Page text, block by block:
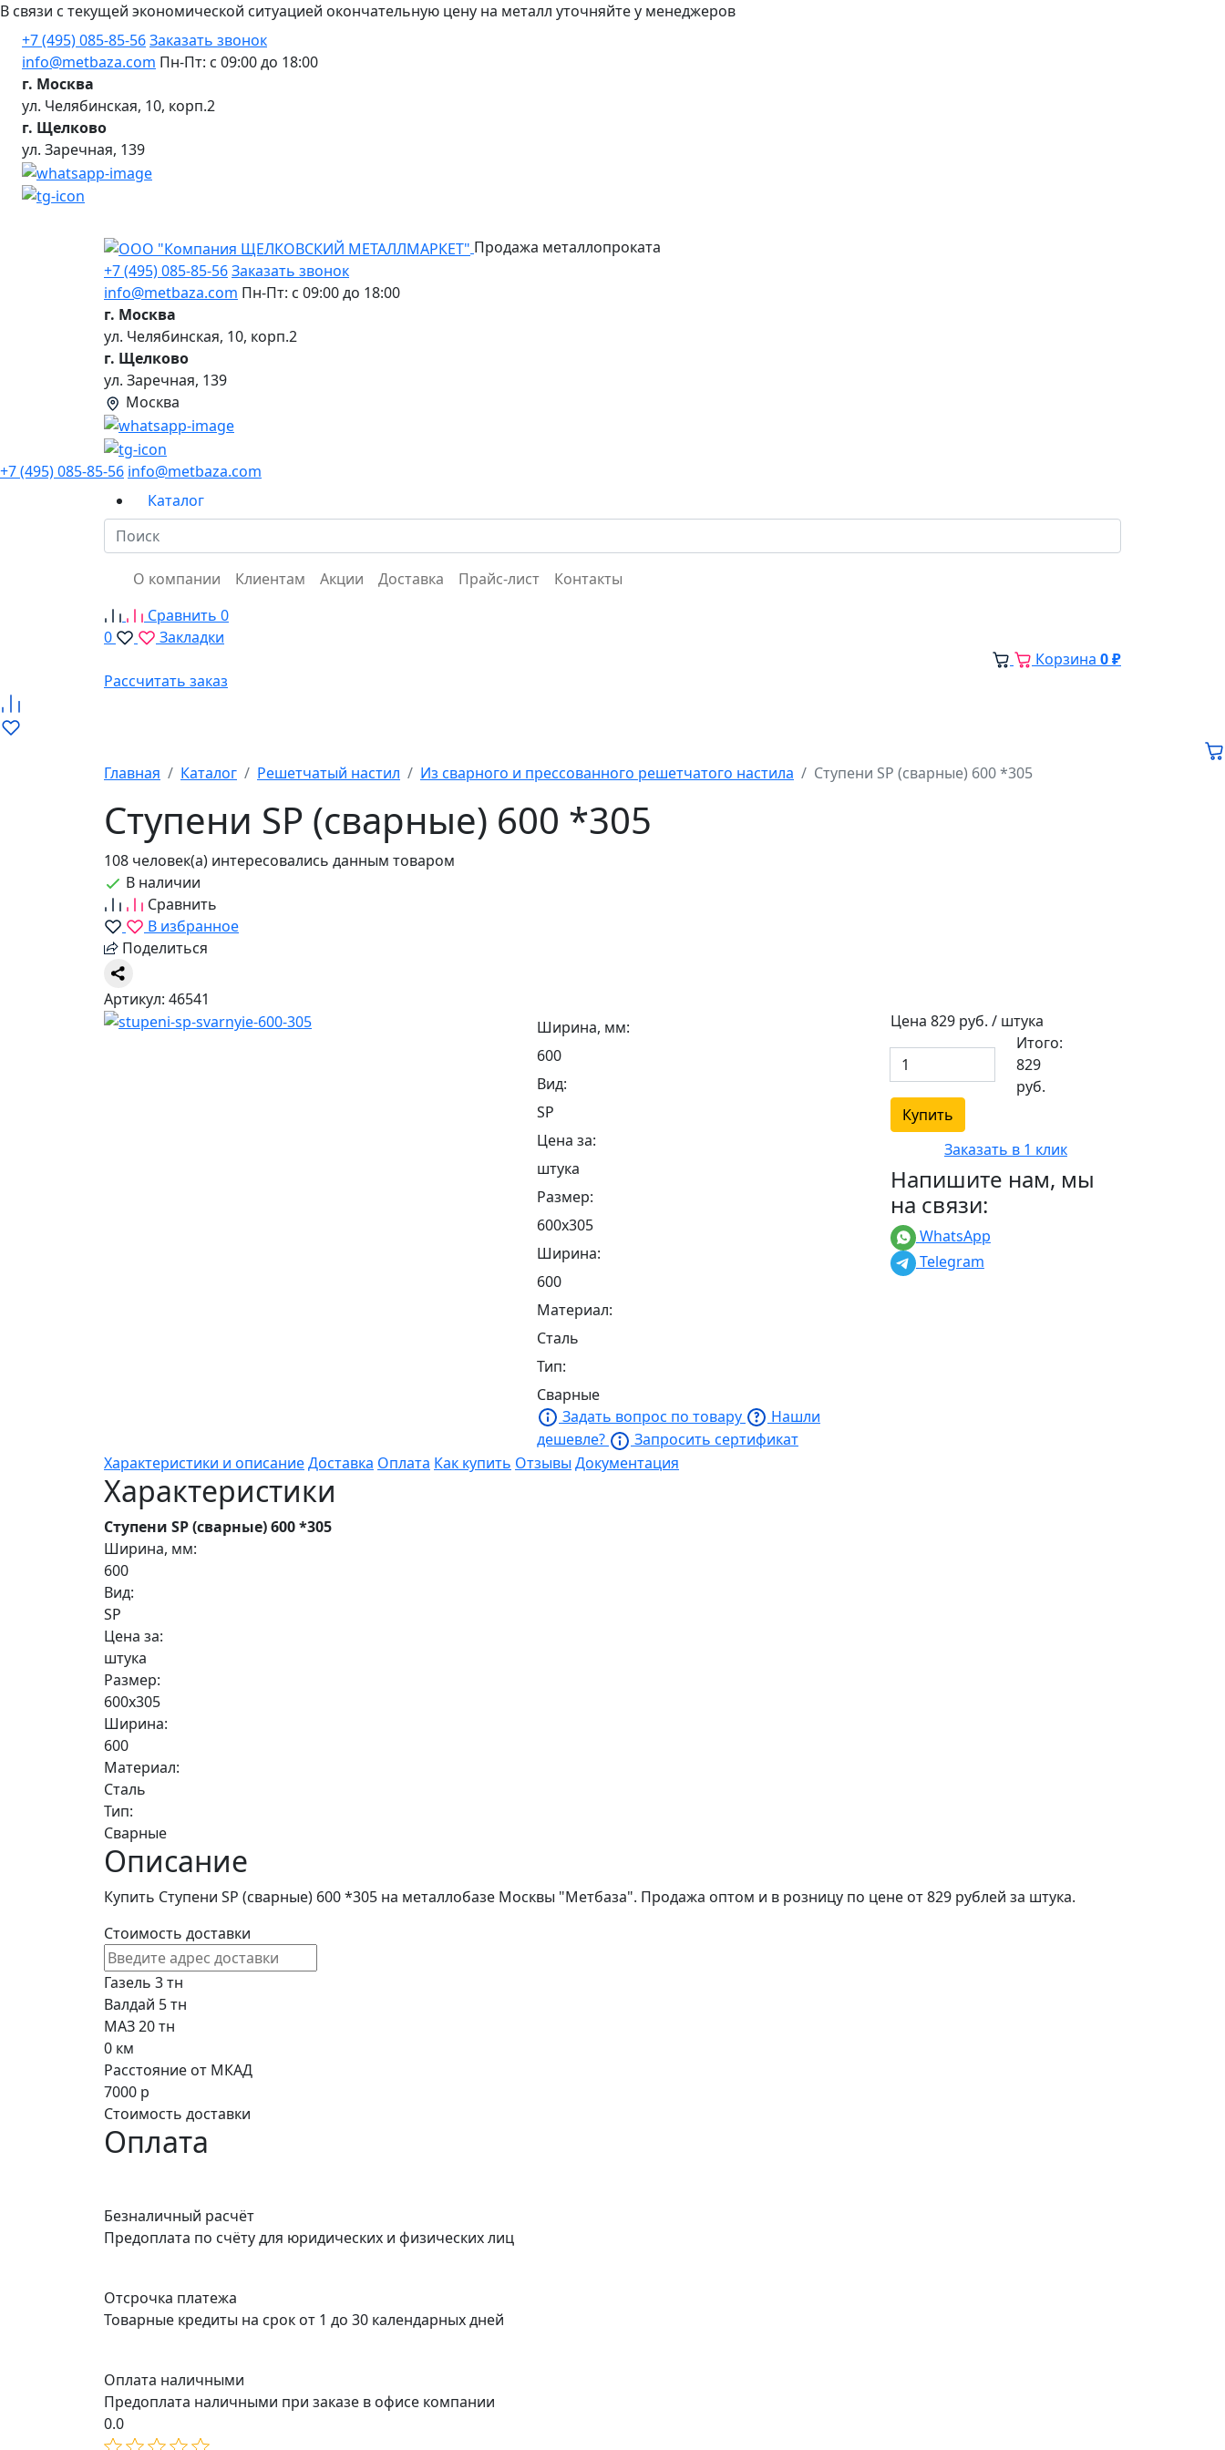
В связи с текущей экономической ситуацией окончательную цену на металл уточняйте у менеджеров
+7 (495) 085-85-56Заказать звонок
info@metbaza.com Пн-Пт: с 09:00 до 18:00
г. Москва
ул. Челябинская, 10, корп.2
г. Щелково
ул. Заречная, 139
Продажа металлопроката
+7 (495) 085-85-56Заказать звонок
info@metbaza.com Пн-Пт: с 09:00 до 18:00
г. Москва
ул. Челябинская, 10, корп.2
г. Щелково
ул. Заречная, 139
Москва
+7 (495) 085-85-56 info@metbaza.com
Каталог
О компании Клиентам Акции Доставка Прайс-лист
Контакты
Сравнить 0
0
Закладки
Корзина 0 ₽
Рассчитать заказ
Главная Каталог Решетчатый настил Из сварного и прессованного решетчатого настила Ступени SP (сварные) 600 *305
Ступени SP (сварные) 600 *305
108 человек(а) интересовались данным товаром
В наличии
Сравнить
В избранное
Поделиться
Артикул: 46541
Ширина, мм:
600
Вид:
SP
Цена за:
штука
Размер:
600х305
Ширина:
600
Материал:
Сталь
Тип:
Сварные
Задать вопрос по товару
Нашли
дешевле?
Запросить сертификат
Цена 829 руб. / штука
Итого:
829
руб.
Купить
Заказать в 1 клик
Напишите нам, мы
на связи:
WhatsApp
Telegram
Характеристики и описаниеДоставка Оплата Как купить Отзывы Документация
Характеристики
Ступени SP (сварные) 600 *305
Ширина, мм:
600
Вид:
SP
Цена за:
штука
Размер:
600х305
Ширина:
600
Материал:
Сталь
Тип:
Сварные
Описание
Купить Ступени SP (сварные) 600 *305 на металлобазе Москвы "Метбаза". Продажа оптом и в розницу по цене от 829 рублей за штука.
Стоимость доставки
Газель 3 тн
Валдай 5 тн
МАЗ 20 тн
0 км
Расстояние от МКАД
7000 р
Стоимость доставки
Оплата
Безналичный расчёт
Предоплата по счёту для юридических и физических лиц
Отсрочка платежа
Товарные кредиты на срок от 1 до 30 календарных дней
Оплата наличными
Предоплата наличными при заказе в офисе компании
0.0